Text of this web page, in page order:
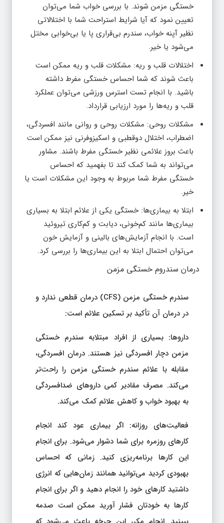
خستگی مزمن شوند. با بررسی خواب شما می‌توان
تعیین نمود که آیا شرایط استراحت شما با اختلالاتی
نظیر آپنه خواب، سندرم بی‌قراری پا یا بی‌خوابی مختل
می‌شود یا خیر.
اختلالات قلب و ریه: مشکلات قلب و ریه ممکن است
باعث شوند که شما احساس خستگی مفرط داشته
باشید. با انجام تست استرس ورزشی می‌توان عملکرد
قلب و ریه‌ها را مورد ارزیابی قرارداد.
مشکلات روحی: مشکلات روحی و روانی مانند افسردگی،
اضطراب، اختلال دوقطبی و اسکیزوفرنی نیز ممکن است
باعث بروز علائمی نظیر خستگی مفرط باشند. مشاور
می‌تواند به شما کمک کند تا بفهمید که احساس
خستگی مفرط شما مربوط به وجود این مشکلات است یا
خیر.
ابتلا به بیماری‌ها: خستگی یکی از علائم ابتلا به بسیاری
بیماری‌ها مانند کم‌خونی، دیابت و کم‌کاری تیروئید
است. با انجام آزمایش‌های بالینی و آزمایش خون
می‌توان احتمال ابتلا به این بیماری‌ها را بررسی کرد.
درمان سندروم خستگی مزمن
سندرم خستگی مزمن (CFS) درمان قطعی ندارد و
در درمان آن تأکید بر تسکین علائم است:
داروها: بسیاری از افراد مبتلابه سندرم خستگی
مزمن دچار افسردگی نیز هستند. درمان افسردگی،
مقابله با علائم سندرم خستگی مزمن را راحت‌تر
می‌کند. مصرف مقادیر کمی داروهای ضدافسردگی
به بهبود خواب و کاهش علائم کمک می‌کند.
فعالیت‌های روزانه: اگر بیماری عود کند انجام
کارهای روزمره برای شما دشوار می‌شود. برای انجام
این کارها برنامه‌ریزی کنید. زمانی که احساس
بهبودی کرد‌ید می‌توانید همانند زمان‌هایی که انرژی
داشتید کارهای خود را انجام دهید و اگر برای انجام
کارها به خودتان فشار آورید ممکن است صدمه